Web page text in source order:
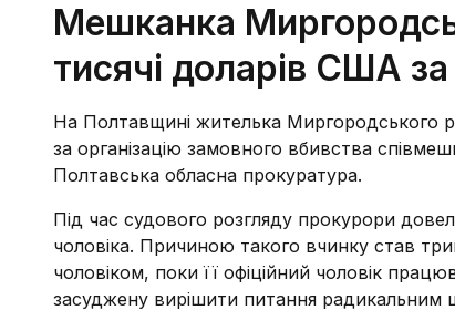
Мешканка
тисячі доларів США
На Полтавщині жителька Миргородського
за організацію замовного вбивства
Полтавська обласна прокуратура.
Під час судового розгляду прокурори
чоловіка. Причиною такого вчинку став
чоловіком, поки її офіційний чоловік
засуджену вирішити питання радикальним